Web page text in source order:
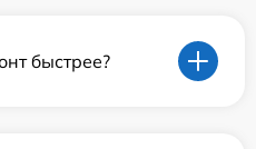
быстрее?